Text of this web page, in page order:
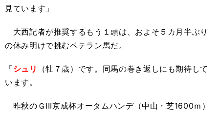
見ています」
大西記者が推奨するもう１頭は、およそ５カ月半ぶり
の休み明けで挑むベテラン馬だ。
「シュリ
（牡７歳）です。同馬の巻き返しにも期待して
います。
昨秋のＧIII京成杯オータムハンデ（中山・芝1600ｍ）